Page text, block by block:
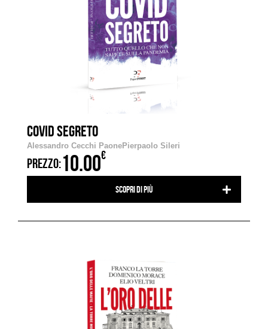
COVID SEGRETO
Alessandro Cecchi Paone Pierpaolo Sileri
PREZZO:10.00€
Scopri di più